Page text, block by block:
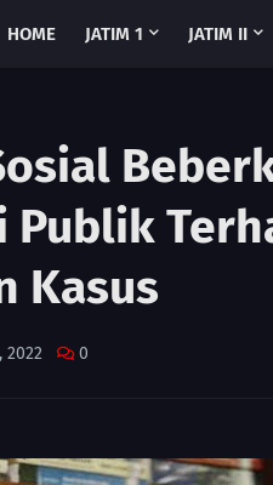
HOME JATIM 1 JATIM II
Publik
Kasus
2022 0